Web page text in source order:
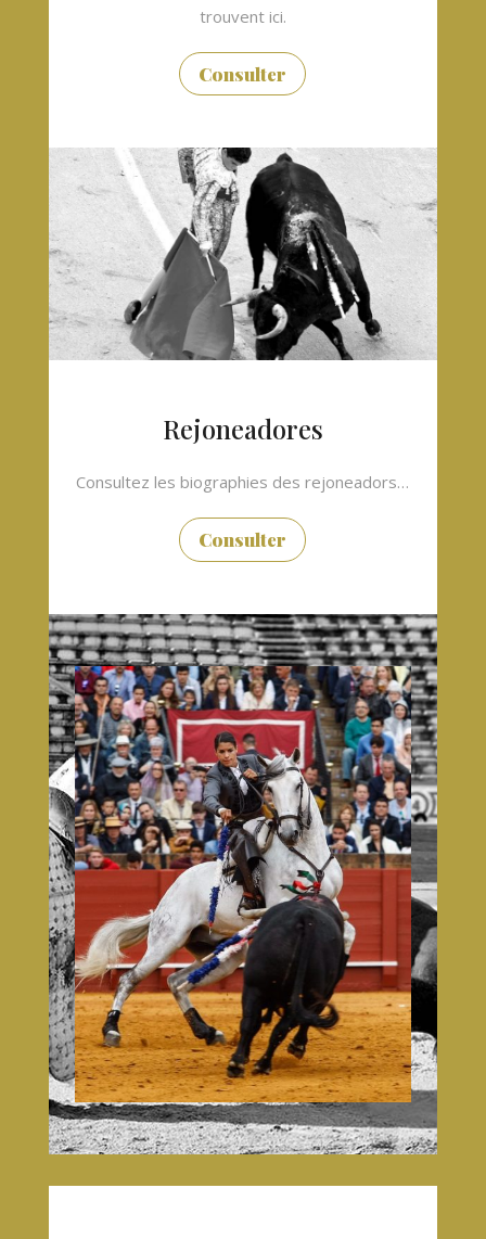
trouvent ici.
Consulter
Rejoneadores
Consultez les biographies des rejoneadors…
Consulter